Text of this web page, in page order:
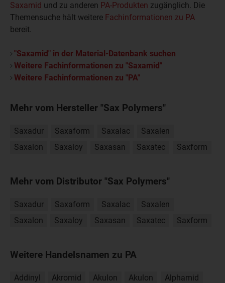
Saxamid und zu anderen PA-Produkten zugänglich. Die
Themensuche hält weitere Fachinformationen zu PA
bereit.
"Saxamid" in der Material-Datenbank suchen
Weitere Fachinformationen zu "Saxamid"
Weitere Fachinformationen zu "PA"
Mehr vom Hersteller "Sax Polymers"
Saxadur Saxaform Saxalac
Saxalen
Saxalon
Saxaloy Saxasan Saxatec Saxform
Mehr vom Distributor "Sax Polymers"
Saxadur Saxaform Saxalac
Saxalen
Saxalon
Saxaloy Saxasan Saxatec Saxform
Weitere Handelsnamen zu PA
Addinyl Akromid Akulon Akulon
Alphamid